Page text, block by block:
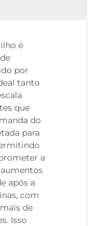
é
por
tanto
que
do
para
a
após a
com
de
Isso